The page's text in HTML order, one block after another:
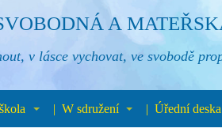
A
v lásce vychovat, ve svobodě
W sdružení Úřední deska